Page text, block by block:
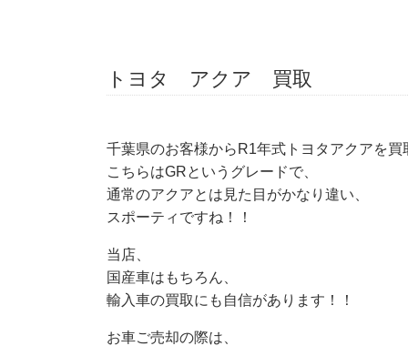
トヨタ アクア 買取
千葉県のお客様からR1年式トヨタアクアを買
こちらはGRというグレードで、
通常のアクアとは見た目がかなり違い、
スポーティですね！！
当店、
国産車はもちろん、
輸入車の買取にも自信があります！！
お車ご売却の際は、